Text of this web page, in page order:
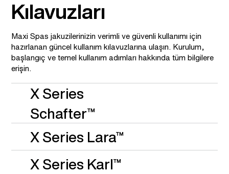
Kılavuzları
Maxi Spas jakuzilerinizin verimli ve güvenli kullanımı için
hazırlanan güncel kullanım kılavuzlarına ulaşın. Kurulum,
başlangıç ve temel kullanım adımları hakkında tüm bilgilere
erişin.
X Series
Schafter™
X Series Lara™
X Series Karl™